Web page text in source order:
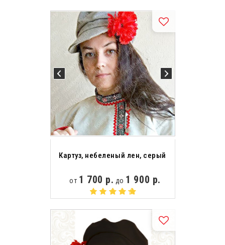
Картуз, небеленый лен, серый
от 1 700 р. до 1 900 р.